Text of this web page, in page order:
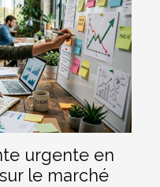
urgente en
le marché